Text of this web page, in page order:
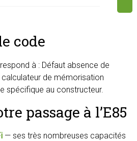
code
à : Défaut absence de
de mémorisation
spécifique au constructeur.
passage à l’E85
— ses très nombreuses capacités